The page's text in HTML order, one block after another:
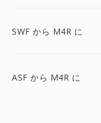
SWF から M4R に
ASF から M4R に